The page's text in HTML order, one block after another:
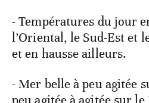
- Températures du jour
l’Oriental, le Sud-Est et
et en hausse ailleurs.
- Mer belle à peu agitée